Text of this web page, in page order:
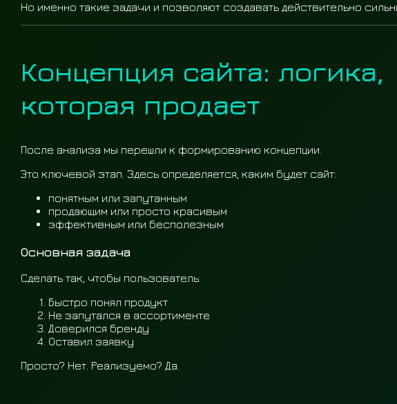
Но именно такие задачи и позволяют создавать действительно
Концепция сайта: логика,
которая продает
После анализа мы перешли к формированию концепции.
Это ключевой этап. Здесь определяется, каким будет сайт:
понятным или запутанным
продающим или просто красивым
эффективным или бесполезным
Основная задача
Сделать так, чтобы пользователь:
Быстро понял продукт
Не запутался в ассортименте
Доверился бренду
Оставил заявку
Просто? Нет. Реализуемо? Да.